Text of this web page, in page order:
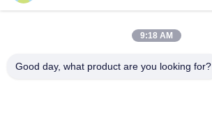
0086-13316985111
9:18 AM
Good day, what product are you looking for?